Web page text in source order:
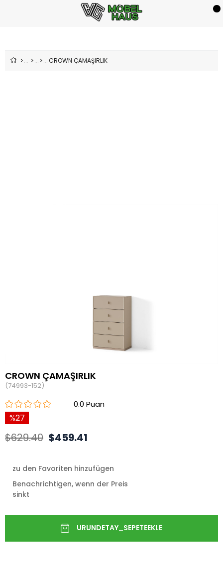
CROWN ÇAMAŞIRLIK
CROWN ÇAMAŞIRLIK
(74993-152)
0.0
27
$629.40 $459.41
zu den Favoriten hinzufügen
Benachrichtigen, wenn der Preis
sinkt